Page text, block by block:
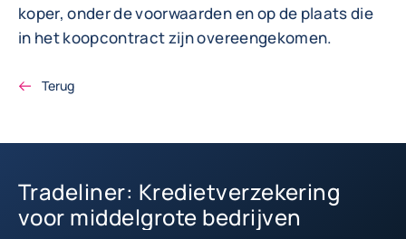
koper, onder de voorwaarden en op de plaats die
in het koopcontract zijn overeengekomen.
Terug
Tradeliner: Kredietverzekering
voor middelgrote bedrijven